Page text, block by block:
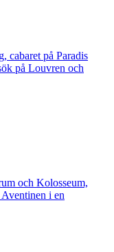
cabaret på Paradis
på Louvren och
och Kolosseum,
i en